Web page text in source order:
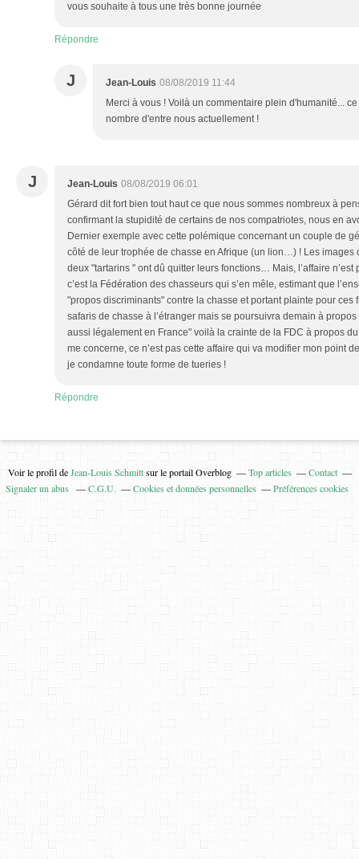
vous souhaite à tous une très bonne journée
Répondre
J Jean-Louis 08/08/2019 11:44
Merci à vous ! Voilà un commentaire plein d'humanité...
nombre d'entre nous actuellement !
J Jean-Louis 08/08/2019 06:01
Gérard dit fort bien tout haut ce que nous sommes nombreux à
confirmant la stupidité de certains de nos compatriotes, nous en
Dernier exemple avec cette polémique concernant un couple de
côté de leur trophée de chasse en Afrique (un lion…) ! Les images
deux "tartarins " ont dû quitter leurs fonctions… Mais, l’affaire
c’est la Fédération des chasseurs qui s’en mêle, estimant que
"propos discriminants" contre la chasse et portant plainte pour ces
safaris de chasse à l’étranger mais se poursuivra demain à
aussi légalement en France" voilà la crainte de la FDC à propos
me concerne, ce n’est pas cette affaire qui va modifier mon point
je condamne toute forme de tueries !
Répondre
Voir le profil deJean-Louis Schmittsur le portail Overblog Top articles
Contact
Signaler un abus
C.G.U. Cookies et données personnelles Préférences cookies